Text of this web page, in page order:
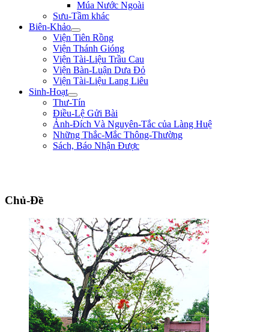
Múa Nước Ngoài
Sưu-Tầm khác
Biên-Khảo
Viện Tiên Rồng
Viện Thánh Gióng
Viện Tài-Liệu Trầu Cau
Viện Bàn-Luận Dưa Đỏ
Viện Tài-Liệu Lang Liêu
Sinh-Hoạt
Thư-Tín
Điều-Lệ Gửi Bài
Ảnh-Đích Và Nguyên-Tắc của Làng Huệ
Những Thắc-Mắc Thông-Thường
Sách, Báo Nhận Được
Chủ-Đề